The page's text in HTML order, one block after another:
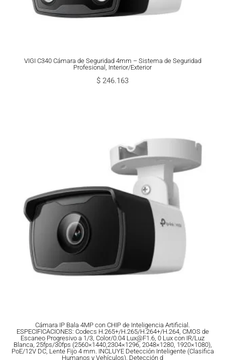
VIGI C340 Cámara de Seguridad 4mm – Sistema de Seguridad
Profesional, Interior/Exterior
$ 246.163
Cámara IP Bala 4MP con CHIP de Inteligencia Artificial.
ESPECIFICACIONES: Codecs H.265+/H.265/H.264+/H.264, CMOS de
Escaneo Progresivo a 1/3, Color/0.04 Lux@F1.6, 0 Lux con IR/Luz
Blanca, 25fps/30fps (2560×1440,2304×1296, 2048×1280, 1920×1080),
PoE/12V DC, Lente Fijo 4 mm. INCLUYE Detección Inteligente (Clasifica
Humanos y Vehículos), Detección d